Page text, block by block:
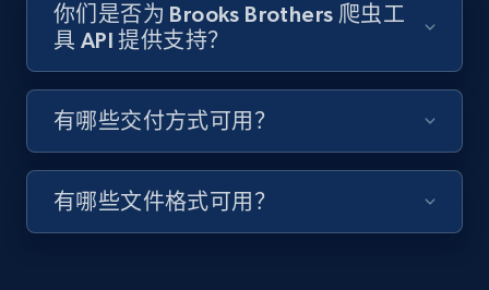
Target - Discover products by specified
UPC
Rating, Reviews count, Initial price, Discount,
and more.
1.3K+ 176+
你们是否为 Brooks Brothers 爬虫工
具 API 提供支持？
有哪些交付方式可用？
有哪些文件格式可用？